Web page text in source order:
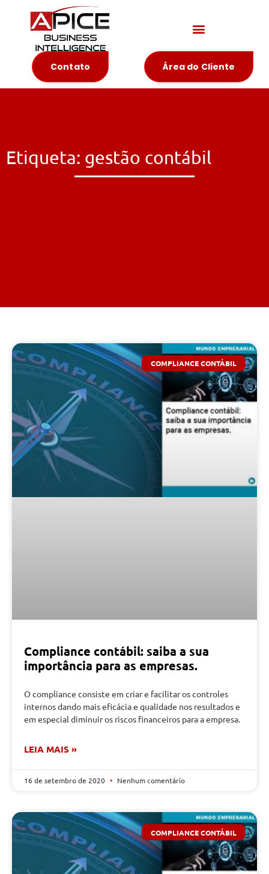
Contato Área do Cliente
Etiqueta: gestão contábil
COMPLIANCE CONTÁBIL
Compliance contábil: saiba a sua
importância para as empresas.
O compliance consiste em criar e facilitar os controles
internos dando mais eficácia e qualidade nos resultados e
em especial diminuir os riscos financeiros para a empresa.
LEIA MAIS »
16 de setembro de 2020 Nenhum comentário
COMPLIANCE CONTÁBIL